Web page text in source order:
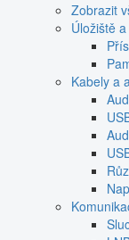
Zobrazit
Úložiště
Kabely a